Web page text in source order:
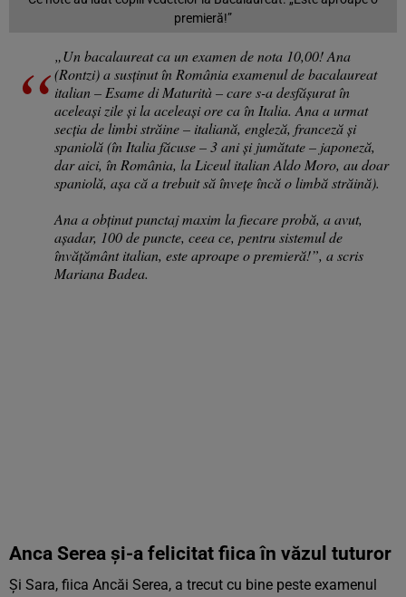
premieră!”
„Un bacalaureat ca un examen de nota 10,00! Ana
(Rontzi) a susținut în România examenul de bacalaureat
italian – Esame di Maturità – care s-a desfășurat în
aceleași zile și la aceleași ore ca în Italia. Ana a urmat
secția de limbi străine – italiană, engleză, franceză și
spaniolă (în Italia făcuse – 3 ani și jumătate – japoneză,
dar aici, în România, la Liceul italian Aldo Moro, au doar
spaniolă, așa că a trebuit să învețe încă o limbă străină).
Ana a obținut punctaj maxim la fiecare probă, a avut,
așadar, 100 de puncte, ceea ce, pentru sistemul de
învățământ italian, este aproape o premieră!”, a scris
Mariana Badea.
Anca Serea și-a felicitat fiica în văzul tuturor
Și Sara, fiica Ancăi Serea, a trecut cu bine peste examenul